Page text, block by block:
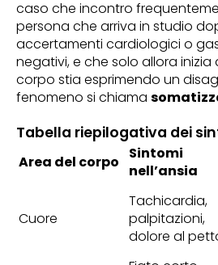
caso che incontro
persona che arriva in studio
accertamenti cardiologici o
negativi, e che solo allora inizia
corpo stia esprimendo un
fenomeno si chiama
Tabella riepilogativa dei
Area del corpo
Sintomi
nell’ansia
Cuore
Tachicardia,
palpitazioni,
dolore al